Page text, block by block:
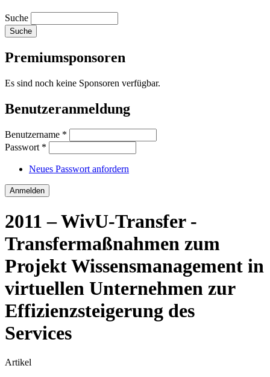
Suche
Premiumsponsoren
Es sind noch keine Sponsoren verfügbar.
Benutzeranmeldung
Benutzername *
Passwort *
Neues Passwort anfordern
2011 – WivU-Transfer -
Transfermaßnahmen zum
Projekt Wissensmanagement in
virtuellen Unternehmen zur
Effizienzsteigerung des
Services
Artikel